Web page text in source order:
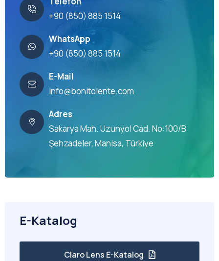
+90 (850) 885 1514
WhatsApp
+90 (850) 885 1514
E-Mail
info@bonitolente.com
Adres
Sakarya Mah. Uzunyol Cad. No:100/B
Şehzadeler, Manisa, Türkiye
E-Katalog
Claro Lens E-Katalog